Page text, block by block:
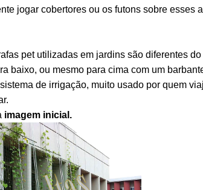
jogar cobertores ou os futons sobre esses
pet utilizadas em jardins são diferentes
baixo, ou mesmo para cima com um
de irrigação, muito usado por quem
imagem inicial.